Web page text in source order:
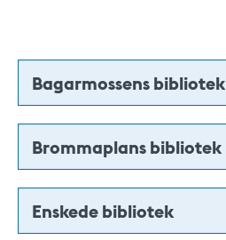
Bagarmossens bibliotek
Brommaplans bibliotek
Enskede bibliotek